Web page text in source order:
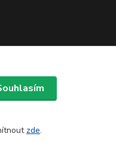
zde.